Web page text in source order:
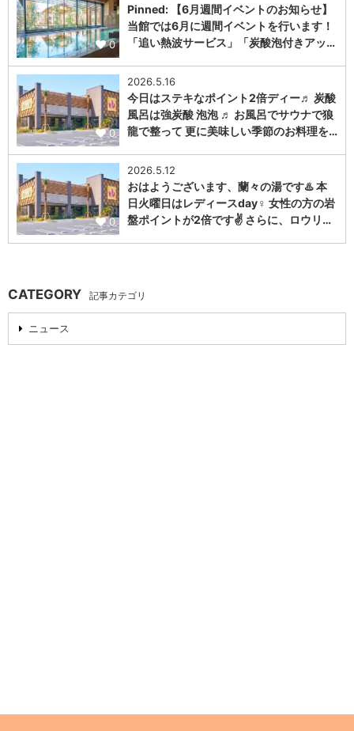
0
Pinned: 【6月週間イベントのお知らせ】
当館では6月に週間イベントを行います！
「追い熱波サービス」「炭酸泡付きアッ…
0
2026.5.16
今日はステキなポイント2倍ディー♬ 炭酸
風呂は強炭酸 泡泡 ♬ お風呂でサウナで狼
龍で整って 更に美味しい季節のお料理を…
0
2026.5.12
おはようございます、蘭々の湯です♨️ 本
日火曜日はレディースday♀️ 女性の方の岩
盤ポイントが2倍です✌️ さらに、ロウリ…
CATEGORY 記事カテゴリ
ニュース